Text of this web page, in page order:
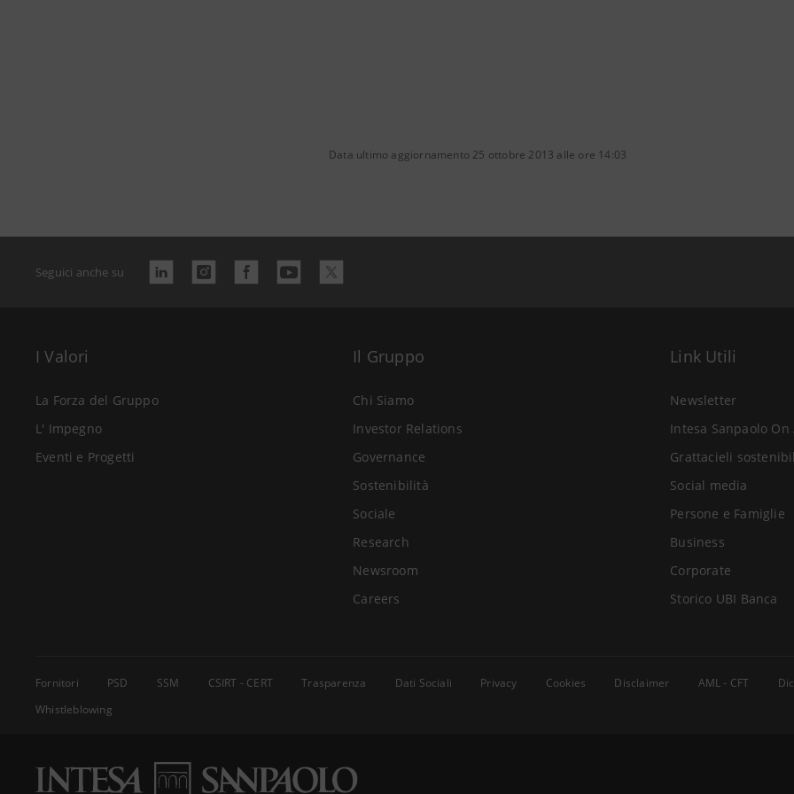
Data ultimo aggiornamento 25 ottobre 2013 alle ore 14:03
Seguici anche su
I Valori
La Forza del Gruppo
L' Impegno
Eventi e Progetti
Il Gruppo
Chi Siamo
Investor Relations
Governance
Sostenibilità
Sociale
Research
Newsroom
Careers
Link Utili
Newsletter
Intesa Sanpaolo On
Grattacieli
Social media
Persone e Famiglie
Business
Corporate
Storico UBI Banca
Fornitori PSD SSM CSIRT - CERT Trasparenza Dati Sociali Privacy Cookies Disclaimer AML - CFT
Whistleblowing